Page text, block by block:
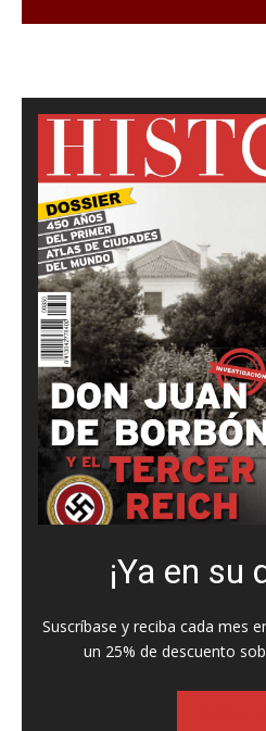
¡Ya en su
Suscríbase y reciba cada mes
un 25% de descuento